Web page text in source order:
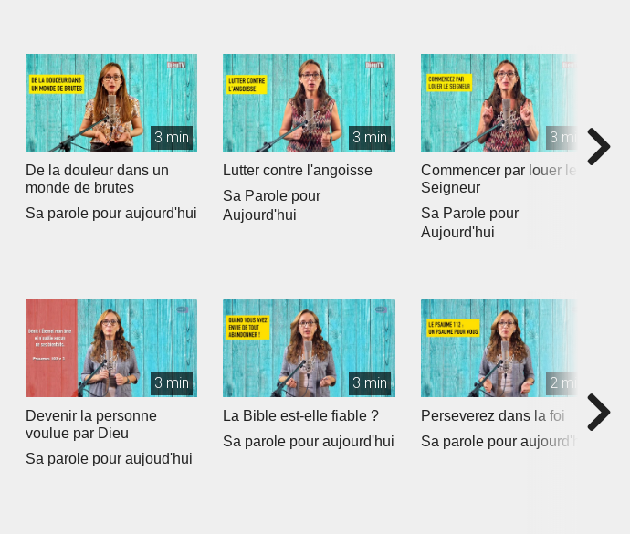
3 min
De la douleur dans un
monde de brutes
Sa parole pour aujourd'hui
3 min
Lutter contre l'angoisse
Sa Parole pour
Aujourd'hui
3 min
Commencer par louer le
Seigneur
Sa Parole pour
Aujourd'hui
3 min
Devenir la personne
voulue par Dieu
Sa parole pour aujoud'hui
3 min
La Bible est-elle fiable ?
Sa parole pour aujourd'hui
2 min
Perseverez dans la foi
Sa parole pour aujourd'hui